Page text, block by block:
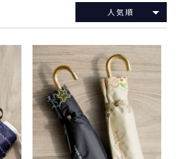
人気順